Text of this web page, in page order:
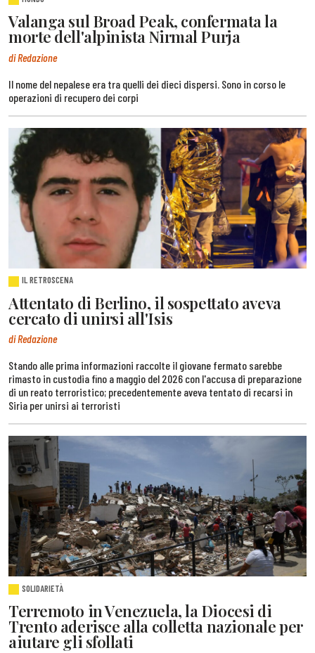
Valanga sul Broad Peak, confermata la
morte dell'alpinista Nirmal Purja
di Redazione
Il nome del nepalese era tra quelli dei dieci dispersi. Sono in corso le
operazioni di recupero dei corpi
IL RETROSCENA
Attentato di Berlino, il sospettato aveva
cercato di unirsi all'Isis
di Redazione
Stando alle prima informazioni raccolte il giovane fermato sarebbe
rimasto in custodia fino a maggio del 2026 con l'accusa di preparazione
di un reato terroristico; precedentemente aveva tentato di recarsi in
Siria per unirsi ai terroristi
SOLIDARIETÀ
Terremoto in Venezuela, la Diocesi di
Trento aderisce alla colletta nazionale per
aiutare gli sfollati